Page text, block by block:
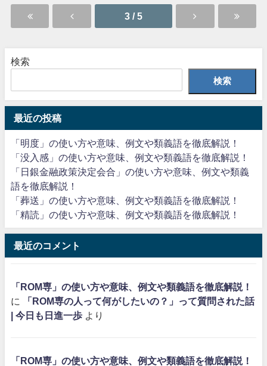
3 / 5
検索
検索
最近の投稿
「明度」の使い方や意味、例文や類義語を徹底解説！
「没入感」の使い方や意味、例文や類義語を徹底解説！
「日銀金融政策決定会合」の使い方や意味、例文や類義
語を徹底解説！
「葬送」の使い方や意味、例文や類義語を徹底解説！
「精読」の使い方や意味、例文や類義語を徹底解説！
最近のコメント
「ROM専」の使い方や意味、例文や類義語を徹底解説！
に
「ROM専の人って何がしたいの？」って質問された話
| 今日も日進一歩 より
「ROM専」の使い方や意味、例文や類義語を徹底解説！